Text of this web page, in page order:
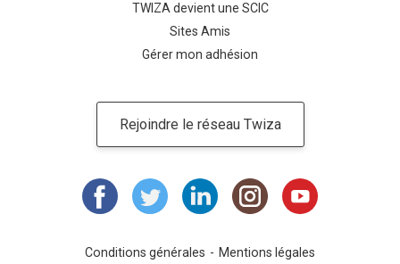
TWIZA devient une SCIC
Sites Amis
Gérer mon adhésion
Rejoindre le réseau Twiza
Conditions générales Mentions légales